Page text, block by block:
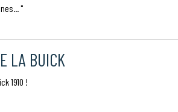
"
LA BUICK
1910 !